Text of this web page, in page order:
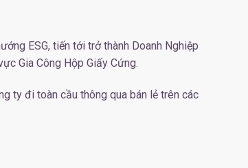
ESG, tiến tới trở thành Doanh Nghiệp
Gia Công Hộp Giấy Cứng.
ty đi toàn cầu thông qua bán lẻ trên các